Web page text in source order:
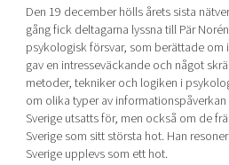
Current offers and activities
Funding opportunities
Our clusters
Reach out to us
Locations
Den 19 december hölls årets sista
gång fick deltagarna lyssna till Pär
psykologisk försvar, som berättade om
gav en intresseväckande och något
metoder, tekniker och logiken i
om olika typer av
Sverige utsatts för, men också om de
Sverige som sitt största hot. Han
Sverige upplevs som ett hot.